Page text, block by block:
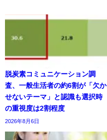
脱炭素コミュニケーション調
査、一般生活者の約6割が「欠か
せないテーマ」と認識も選択時
の重視度は2割程度
2026年8月6日